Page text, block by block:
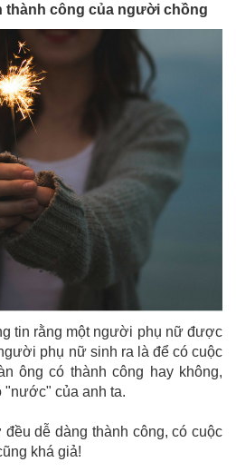
thành công của người chồng
tin rằng một người phụ nữ được
phụ nữ sinh ra là để có cuộc
ông có thành công hay không,
"nước" của anh ta.
dễ dàng thành công, có cuộc
khá giả!